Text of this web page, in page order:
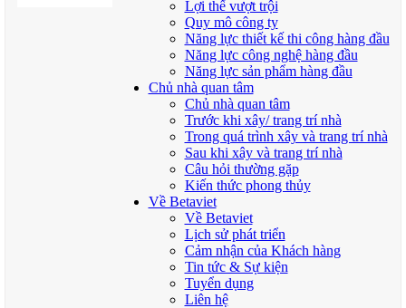
Lợi thế vượt trội
Quy mô công ty
Năng lực thiết kế thi công hàng đầu
Năng lực công nghệ hàng đầu
Năng lực sản phẩm hàng đầu
Chủ nhà quan tâm
Chủ nhà quan tâm
Trước khi xây/ trang trí nhà
Trong quá trình xây và trang trí nhà
Sau khi xây và trang trí nhà
Câu hỏi thường gặp
Kiến thức phong thủy
Về Betaviet
Về Betaviet
Lịch sử phát triển
Cảm nhận của Khách hàng
Tin tức & Sự kiện
Tuyển dụng
Liên hệ